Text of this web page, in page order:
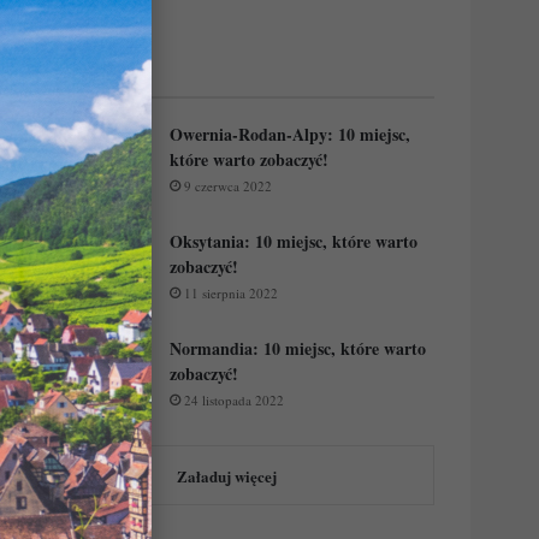
Regiony Francji:
Owernia-Rodan-Alpy: 10 miejsc,
które warto zobaczyć!
9 czerwca 2022
Oksytania: 10 miejsc, które warto
zobaczyć!
11 sierpnia 2022
Normandia: 10 miejsc, które warto
zobaczyć!
24 listopada 2022
Załaduj więcej